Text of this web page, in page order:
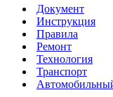
навигацииДокумент
Инструкция
Правила
Ремонт
Технология
Транспорт